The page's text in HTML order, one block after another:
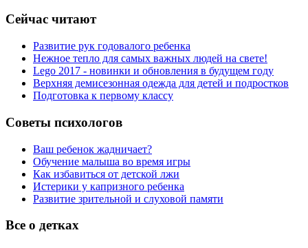
Сейчас читают
Развитие рук годовалого ребенка
Нежное тепло для самых важных людей на свете!
Lego 2017 - новинки и обновления в будущем году
Верхняя демисезонная одежда для детей и подростков
Подготовка к первому классу
Советы психологов
Ваш ребенок жадничает?
Обучение малыша во время игры
Как избавиться от детской лжи
Истерики у капризного ребенка
Развитие зрительной и слуховой памяти
Все о детках